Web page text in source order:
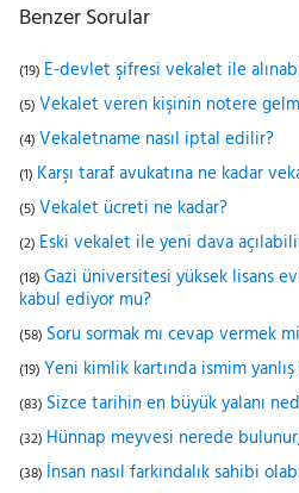
Benzer Sorular
(19) E-devlet şifresi vekalet ile
(5) Vekalet veren kişinin notere
(4) Vekaletname nasıl iptal edilir?
(1) Karşı taraf avukatına ne kadar
(5) Vekalet ücreti ne kadar?
(2) Eski vekalet ile yeni dava
(18) Gazi üniversitesi yüksek lisans
kabul ediyor mu?
(58) Soru sormak mı cevap vermek
(19) Yeni kimlik kartında ismim yanlış
(83) Sizce tarihin en büyük yalanı
(32) Hünnap meyvesi nerede
(38) İnsan nasıl farkındalık sahibi